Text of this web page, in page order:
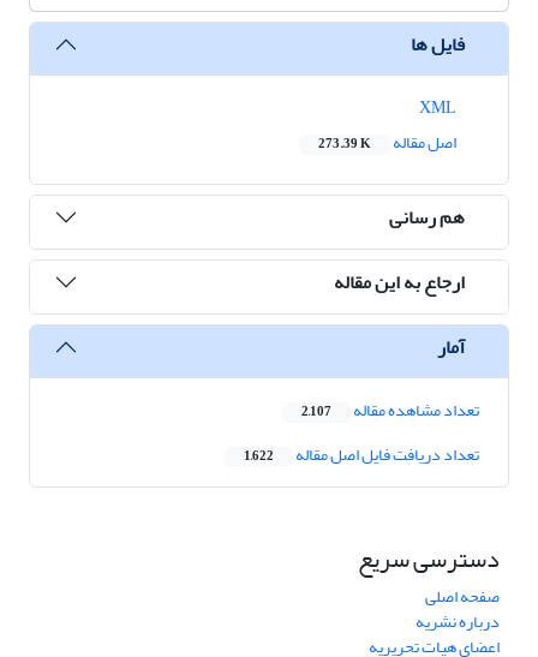
فایل ها
اصل مقاله
273.39 K
هم رسانی
ارجاع به این مقاله
آمار
تعداد مشاهده مقاله 2,107
تعداد دریافت فایل اصل مقاله 1,622
دسترسی سریع
صفحه اصلی
درباره نشریه
اعضای هیات تحریریه